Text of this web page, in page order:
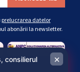
prelucrarea datelor
abonării la newsletter.
consilierul
×